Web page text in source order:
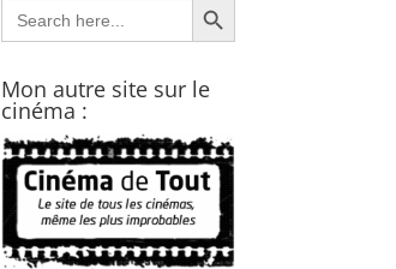
Search
for:
Mon autre site sur le
cinéma :